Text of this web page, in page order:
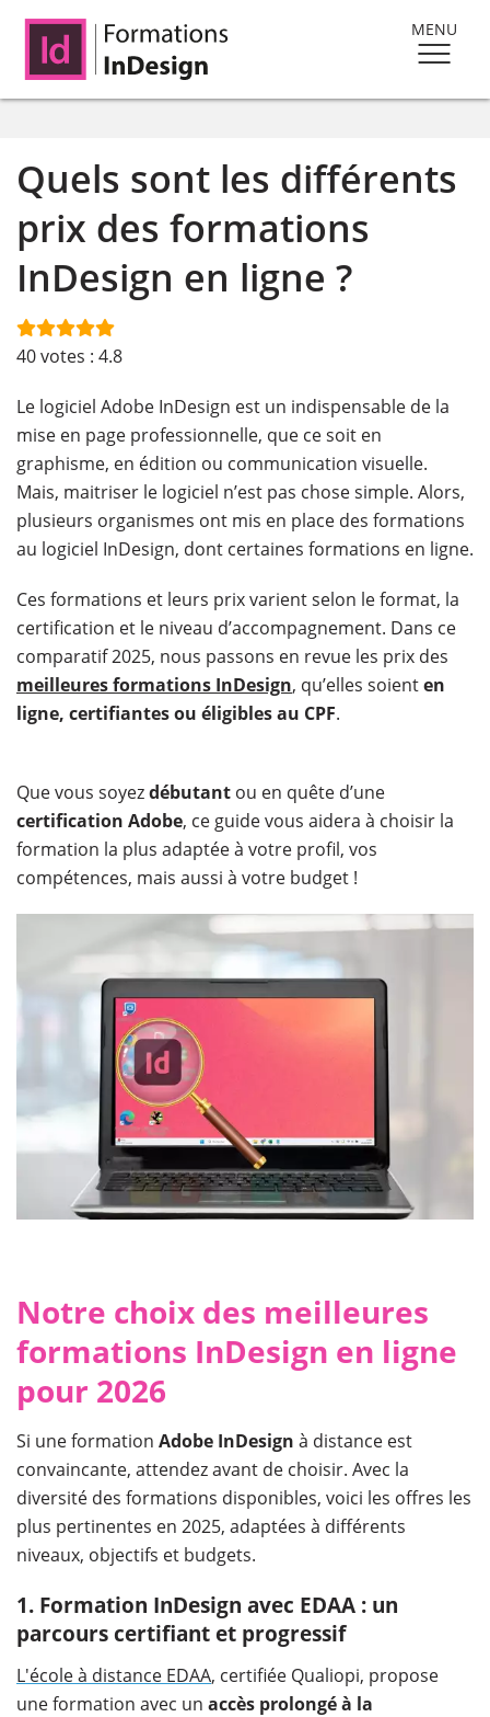
MENU
Quels sont les différents
prix des formations
InDesign en ligne ?
40votes : 4.8
Le logiciel Adobe InDesign est un indispensable de la
mise en page professionnelle, que ce soit en
graphisme, en édition ou communication visuelle.
Mais, maitriser le logiciel n’est pas chose simple. Alors,
plusieurs organismes ont mis en place des formations
au logiciel InDesign, dont certaines formations en ligne.
Ces formations et leurs prix varient selon le format, la
certification et le niveau d’accompagnement. Dans ce
comparatif 2025, nous passons en revue les prix des
meilleures formations InDesign, qu’elles soienten
ligne, certifiantes ou éligibles au CPF.
Que vous soyezdébutant ou en quête d’une
certification Adobe, ce guide vous aidera à choisir la
formation la plus adaptée à votre profil, vos
compétences, mais aussi à votre budget !
Notre choix des meilleures
formations InDesign en ligne
pour 2026
Si une formation Adobe InDesign à distance est
convaincante, attendez avant de choisir. Avec la
diversité des formations disponibles, voici les offres les
plus pertinentes en 2025, adaptées à différents
niveaux, objectifs et budgets.
1. Formation InDesign avec EDAA : un
parcours certifiant et progressif
L'école à distance EDAA, certifiée Qualiopi, propose
une formation avec un accès prolongé à la